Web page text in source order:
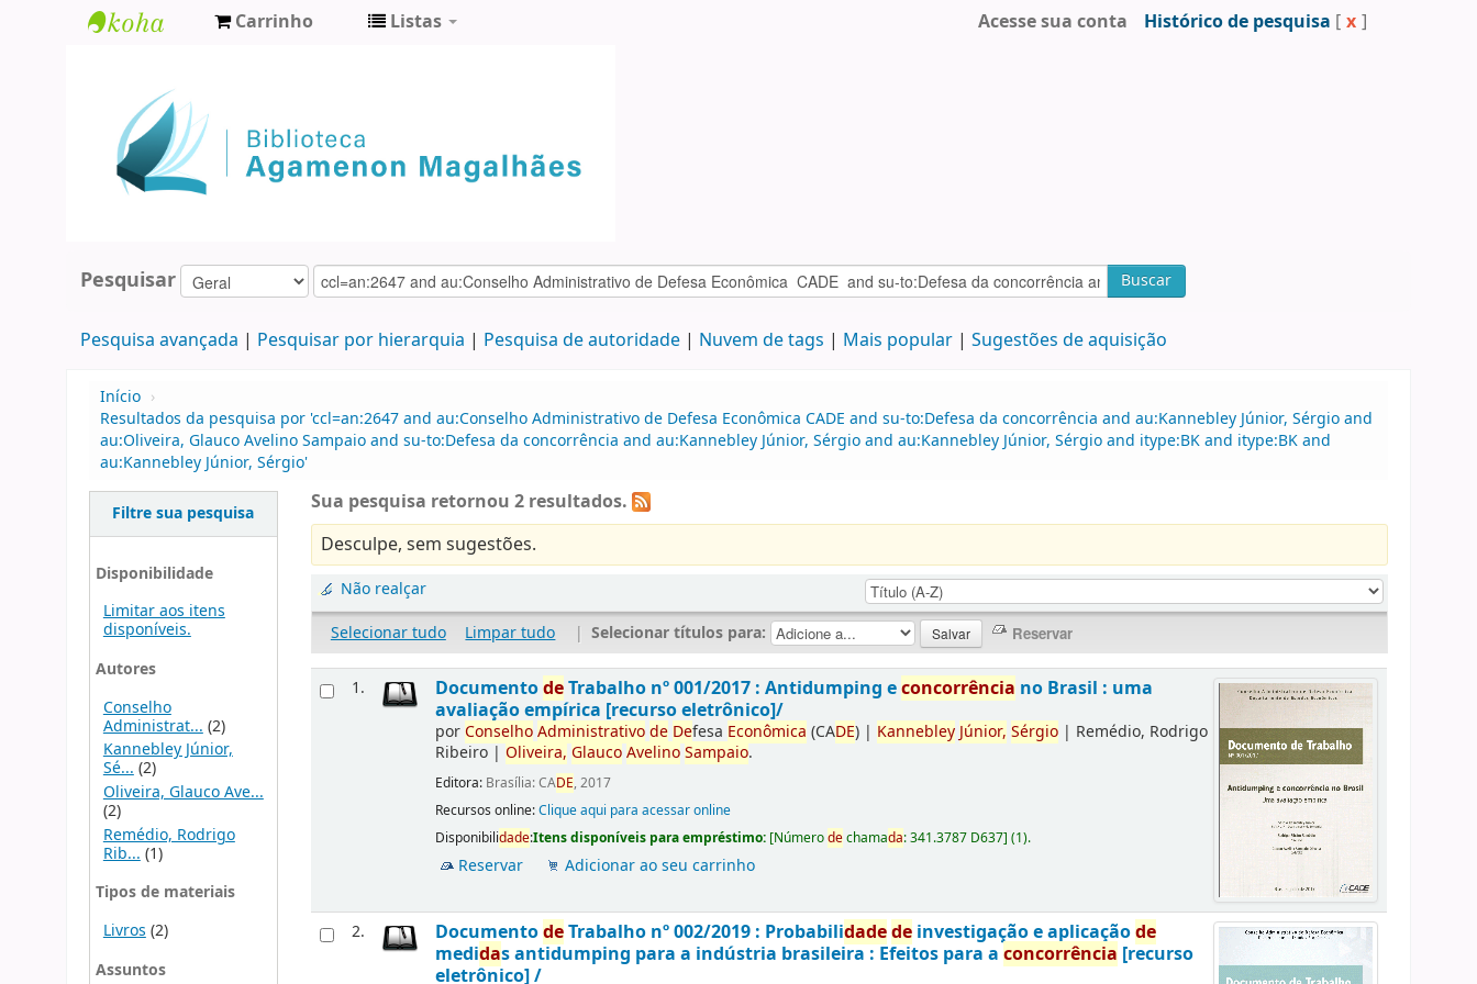
Agamenon
Magalhães
Carrinho Listas Acesse sua conta Histórico de pesquisa [ x ]
Pesquisar Buscar
Pesquisa avançada Pesquisar por hierarquia Pesquisa de autoridade Nuvem de tags Mais popular Sugestões de aquisição
Início ›
Resultados da pesquisa por 'ccl=an:2647 and au:Conselho Administrativo de Defesa Econômica CADE and su-to:Defesa da concorrência and au:Kannebley Júnior, Sérgio and
au:Oliveira, Glauco Avelino Sampaio and su-to:Defesa da concorrência and au:Kannebley Júnior, Sérgio and au:Kannebley Júnior, Sérgio and itype:BK and itype:BK and
au:Kannebley Júnior, Sérgio'
Filtre sua pesquisa
Disponibilidade
Limitar aos itens
disponíveis.
Autores
Conselho
Administrat... (2)
Kannebley Júnior,
Sé...(2)
Oliveira, Glauco Ave...
(2)
Remédio, Rodrigo
Rib... (1)
Tipos de materiais
Livros (2)
Assuntos
Sua pesquisa retornou 2 resultados.
Desculpe, sem sugestões.
Não realçar
Selecionar tudo
Limpar tudo | Selecionar títulos para:
1. DocumentodeTrabalho nº 001/2017 : Antidumping econcorrência no Brasil : uma
avaliação empírica [recurso eletrônico]/
porConselhoAdministrativode Defesa Econômica (CADE) | KannebleyJúnior, Sérgio | Remédio, Rodrigo
Ribeiro |Oliveira, GlaucoAvelinoSampaio.
Editora: Brasília: CADE, 2017
Recursos online:Clique aqui para acessar online
Disponibilidade:Itens disponíveis para empréstimo: [Númerodechamada:341.3787 D637](1).
Reservar Adicionar ao seu carrinho
2. DocumentodeTrabalho nº 002/2019 : Probabilidadede investigação e aplicaçãode
medidas antidumping para a indústria brasileira : Efeitos para aconcorrência [recurso
eletrônico] /